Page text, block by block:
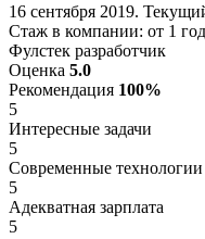
16 сентября 2019.
Стаж в компании: от 1
Фулстек разработчик
Оценка 5.0
Рекомендация 100%
5
Интересные задачи
5
Современные технологии
5
Адекватная зарплата
5